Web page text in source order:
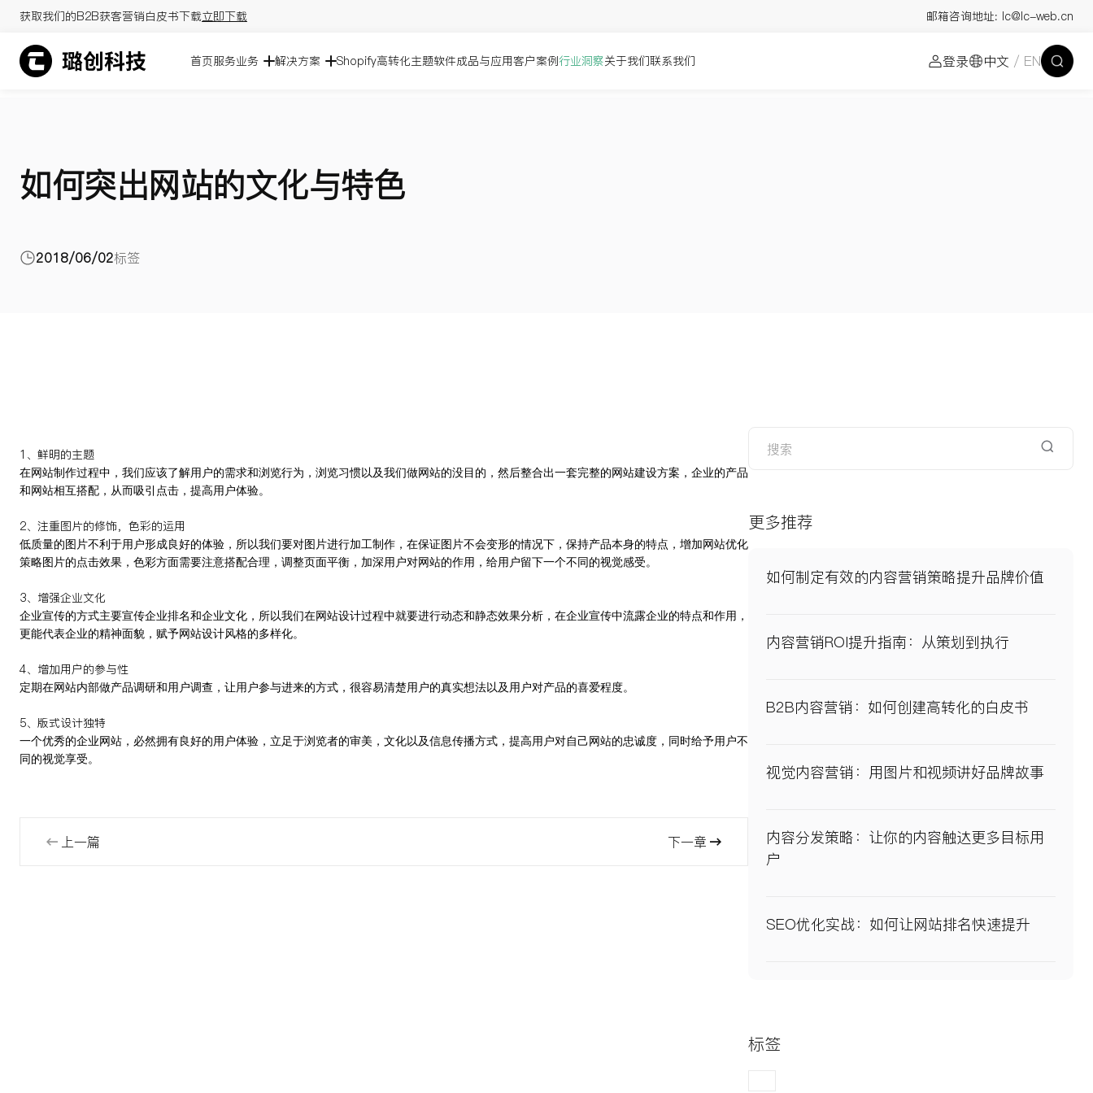
获取我们的B2B获客营销白皮书下载立即下载 邮箱咨询地址: lc@lc-web.cn
首页服务业务 解决方案 Shopify高转化主题软件成品与应用客户案例行业洞察关于我们联系我们 登录 中文 / EN
如何突出网站的文化与特色
2018/06/02标签
1、鲜明的主题
在网站制作过程中，我们应该了解用户的需求和浏览行为，浏览习惯以及我们做网站的没目的，然后整合出一套完整的网站建设方案，企业的产品
和网站相互搭配，从而吸引点击，提高用户体验。
2、注重图片的修饰，色彩的运用
低质量的图片不利于用户形成良好的体验，所以我们要对图片进行加工制作，在保证图片不会变形的情况下，保持产品本身的特点，增加网站优化
策略图片的点击效果，色彩方面需要注意搭配合理，调整页面平衡，加深用户对网站的作用，给用户留下一个不同的视觉感受。
3、增强企业文化
企业宣传的方式主要宣传企业排名和企业文化，所以我们在网站设计过程中就要进行动态和静态效果分析，在企业宣传中流露企业的特点和作用，
更能代表企业的精神面貌，赋予网站设计风格的多样化。
4、增加用户的参与性
定期在网站内部做产品调研和用户调查，让用户参与进来的方式，很容易清楚用户的真实想法以及用户对产品的喜爱程度。
5、版式设计独特
一个优秀的企业网站，必然拥有良好的用户体验，立足于浏览者的审美，文化以及信息传播方式，提高用户对自己网站的忠诚度，同时给予用户不
同的视觉享受。
上一篇 下一章
更多推荐
如何制定有效的内容营销策略提升品牌价值
内容营销ROI提升指南：从策划到执行
B2B内容营销：如何创建高转化的白皮书
视觉内容营销：用图片和视频讲好品牌故事
内容分发策略：让你的内容触达更多目标用
户
SEO优化实战：如何让网站排名快速提升
标签